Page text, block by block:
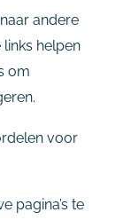
naar andere
links helpen
om
voor
pagina’s te